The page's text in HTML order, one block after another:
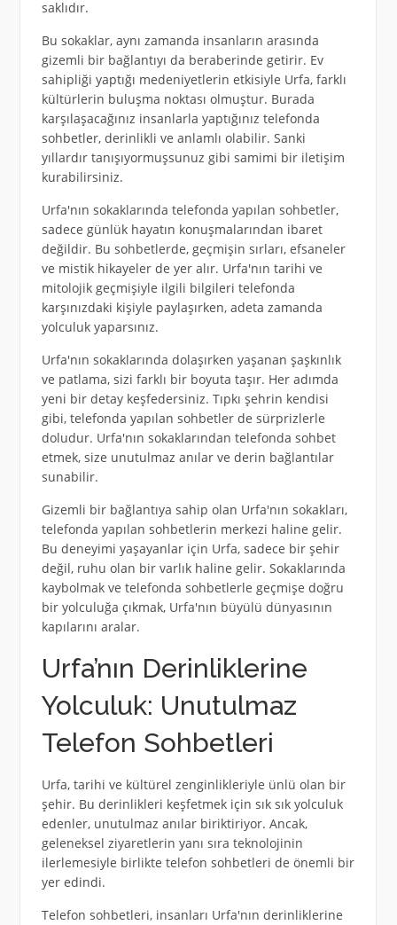
saklıdır.
Bu sokaklar, aynı zamanda insanların arasında
gizemli bir bağlantıyı da beraberinde getirir. Ev
sahipliği yaptığı medeniyetlerin etkisiyle Urfa, farklı
kültürlerin buluşma noktası olmuştur. Burada
karşılaşacağınız insanlarla yaptığınız telefonda
sohbetler, derinlikli ve anlamlı olabilir. Sanki
yıllardır tanışıyormuşsunuz gibi samimi bir iletişim
kurabilirsiniz.
Urfa'nın sokaklarında telefonda yapılan sohbetler,
sadece günlük hayatın konuşmalarından ibaret
değildir. Bu sohbetlerde, geçmişin sırları, efsaneler
ve mistik hikayeler de yer alır. Urfa'nın tarihi ve
mitolojik geçmişiyle ilgili bilgileri telefonda
karşınızdaki kişiyle paylaşırken, adeta zamanda
yolculuk yaparsınız.
Urfa'nın sokaklarında dolaşırken yaşanan şaşkınlık
ve patlama, sizi farklı bir boyuta taşır. Her adımda
yeni bir detay keşfedersiniz. Tıpkı şehrin kendisi
gibi, telefonda yapılan sohbetler de sürprizlerle
doludur. Urfa'nın sokaklarından telefonda sohbet
etmek, size unutulmaz anılar ve derin bağlantılar
sunabilir.
Gizemli bir bağlantıya sahip olan Urfa'nın sokakları,
telefonda yapılan sohbetlerin merkezi haline gelir.
Bu deneyimi yaşayanlar için Urfa, sadece bir şehir
değil, ruhu olan bir varlık haline gelir. Sokaklarında
kaybolmak ve telefonda sohbetlerle geçmişe doğru
bir yolculuğa çıkmak, Urfa'nın büyülü dünyasının
kapılarını aralar.
Urfa’nın Derinliklerine
Yolculuk: Unutulmaz
Telefon Sohbetleri
Urfa, tarihi ve kültürel zenginlikleriyle ünlü olan bir
şehir. Bu derinlikleri keşfetmek için sık sık yolculuk
edenler, unutulmaz anılar biriktiriyor. Ancak,
geleneksel ziyaretlerin yanı sıra teknolojinin
ilerlemesiyle birlikte telefon sohbetleri de önemli bir
yer edindi.
Telefon sohbetleri, insanları Urfa'nın derinliklerine